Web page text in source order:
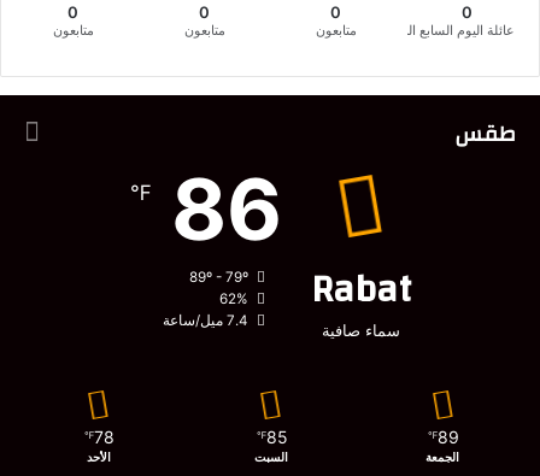
0
عائلة اليوم السابع المغربية
0
متابعون
0
متابعون
0
متابعون
طقس
Rabat
سماء صافية
86
℉
89º - 79º
62%
7.4 ميل/ساعة
89
℉
الجمعة
85
℉
السبت
78
℉
الأحد